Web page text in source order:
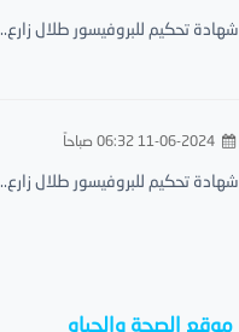
شهادة تحكيم للبروفيسور طلال زارع..
11-06-2024 06:32 صباحاً
شهادة تحكيم للبروفيسور طلال زارع..
موقع الصحة والحياه